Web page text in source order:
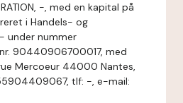
-, med en kapital på
i Handels- og
under nummer
90440906700017, med
Mercoeur 44000 Nantes,
tlf: -, e-mail: